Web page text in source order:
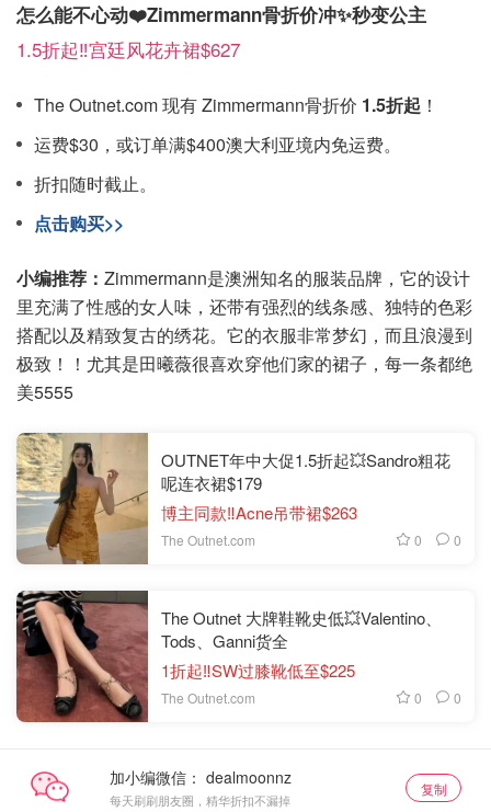
怎么能不心动❤️Zimmermann骨折价冲✨秒变公主
1.5折起‼️宫廷风花卉裙$627
The Outnet.com 现有 Zimmermann骨折价 1.5折起 ！
运费$30，或订单满$400澳大利亚境内免运费。
折扣随时截止。
点击购买>>
小编推荐： Zimmermann是澳洲知名的服装品牌，它的设计
里充满了性感的女人味，还带有强烈的线条感、独特的色彩
搭配以及精致复古的绣花。它的衣服非常梦幻，而且浪漫到
极致！！尤其是田曦薇很喜欢穿他们家的裙子，每一条都绝
美5555
OUTNET年中大促1.5折起💥Sandro粗花
呢连衣裙$179
博主同款‼️Acne吊带裙$263
The Outnet.com 0 0
The Outnet 大牌鞋靴史低💥Valentino、
Tods、Ganni货全
1折起‼️SW过膝靴低至$225
The Outnet.com 0 0
加小编微信：
每天刷刷朋友圈，精华折扣不漏掉
复制